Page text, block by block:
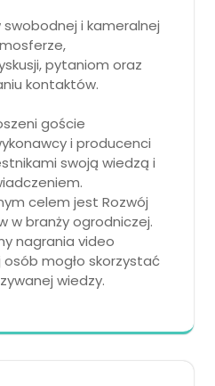
i kameralnej
pytaniom oraz
kontaktów.
goście
i producenci
swoją wiedzą i
celem jest Rozwój
w branży ogrodniczej.
nagrania video
mogło skorzystać
wiedzy.